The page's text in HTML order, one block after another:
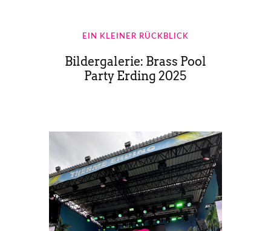
EIN KLEINER RÜCKBLICK
Bildergalerie: Brass Pool
Party Erding 2025